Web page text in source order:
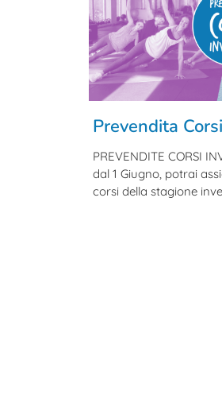
Prevendita
PREVENDITE CORSI
dal 1 Giugno, potrai
corsi della stagione